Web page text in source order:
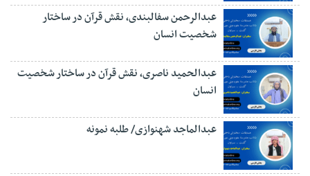
عبدالرحمن سفالبندی، نقش قرآن در ساختار
شخصیت انسان
عبدالحمید ناصری، نقش قرآن در ساختار شخصیت
انسان
عبدالماجد شهنوازی/ طلبه نمونه